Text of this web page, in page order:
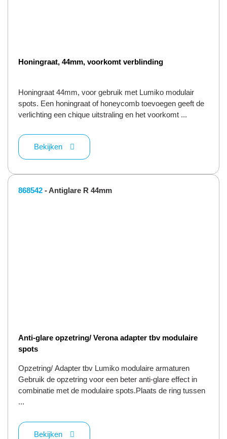
Honingraat, 44mm, voorkomt verblinding
Honingraat 44mm, voor gebruik met Lumiko modulair
spots. Een honingraat of honeycomb toevoegen geeft de
verlichting een chique uitstraling en het voorkomt ...
Bekijken
868542 - Antiglare R 44mm
Anti-glare opzetring/ Verona adapter tbv modulaire
spots
Opzetring/ Adapter tbv Lumiko modulaire armaturen
Gebruik de opzetring voor een beter anti-glare effect in
combinatie met de modulaire spots.Plaats de ring tussen
...
Bekijken